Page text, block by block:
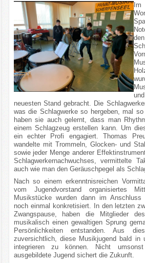
Im
neuesten Stand gebracht. Die
was die Schlagwerke so hergeben, mal
haben sie auch gelernt, dass man
einem Schlagzeug erstellen kann. Um
ein echter Profi engagiert. Thomas
wandelte mit Trommeln, Glocken- und
sowie jeder Menge anderer
Schlagwerkernachwuchses, vermittelte
auch wie man den Geräuschpegel als
Nach so einem erkenntnisreichen
vom Jugendvorstand organisiertes
Musikstücke wurden dann im
noch einmal konkretisiert. In den letzten
Zwangspause, haben die Mitglieder des
musikalisch einen gewaltigen Sprung
Persönlichkeiten entstanden. Aus
zuversichtlich, diese Musikjugend bald in
integrieren zu können. Nicht
ausgebildete Jugend sichert die Zukunft.